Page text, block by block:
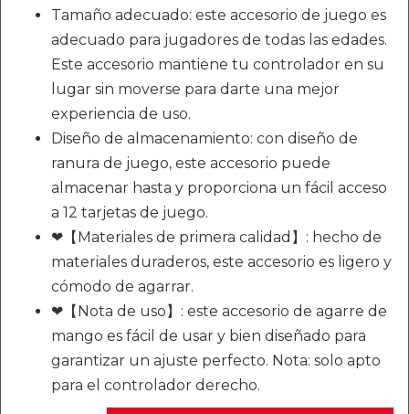
Tamaño adecuado: este accesorio de juego es
adecuado para jugadores de todas las edades.
Este accesorio mantiene tu controlador en su
lugar sin moverse para darte una mejor
experiencia de uso.
Diseño de almacenamiento: con diseño de
ranura de juego, este accesorio puede
almacenar hasta y proporciona un fácil acceso
a 12 tarjetas de juego.
❤【Materiales de primera calidad】: hecho de
materiales duraderos, este accesorio es ligero y
cómodo de agarrar.
❤【Nota de uso】: este accesorio de agarre de
mango es fácil de usar y bien diseñado para
garantizar un ajuste perfecto. Nota: solo apto
para el controlador derecho.